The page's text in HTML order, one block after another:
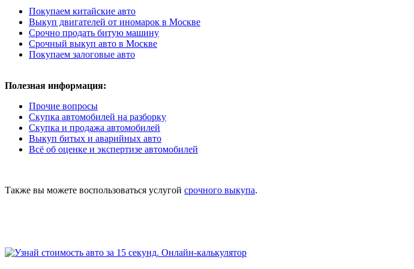
Покупаем китайские авто
Выкуп двигателей от иномарок в Москве
Срочно продать битую машину
Срочный выкуп авто в Москве
Покупаем залоговые авто
Полезная информация:
Прочие вопросы
Скупка автомобилей на разборку
Скупка и продажа автомобилей
Выкуп битых и аварийных авто
Всё об оценке и экспертизе автомобилей
Также вы можете воспользоваться услугой срочного выкупа.